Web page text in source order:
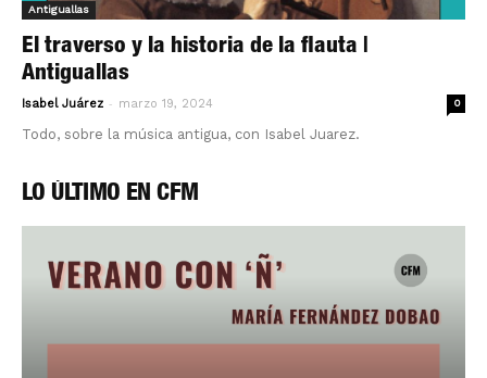
Antiguallas
El traverso y la historia de la flauta |
Antiguallas
Isabel Juárez - marzo 19, 2024 0
Todo, sobre la música antigua, con Isabel Juarez.
LO ÚLTIMO EN CFM